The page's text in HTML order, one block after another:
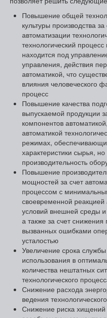
Повышение общей
культуры производства
автоматизации
технологический
находится под
управления, действия
автоматикой, что
влияния человеческого
процесс
Повышение качества
выпускаемой продукции
компонентов
автоматикой
режимах,
характеристики сырья,
производительность
Повышение
мощностей за счет
процессом с
своевременной
условий внешней среды
а также за счет снижения
вызванных ошибками
усталостью
Увеличение срока
использования в
количества нештатных
технологического
Снижение расхода
ведения
Снижение риска хищений